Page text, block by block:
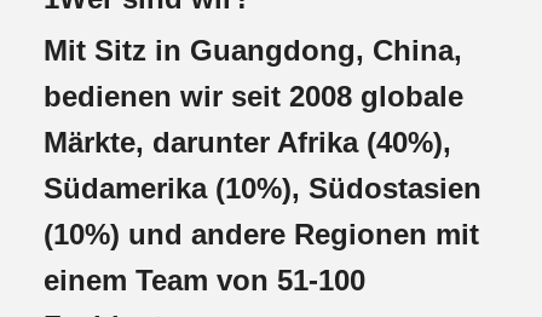
Mit Sitz in Guangdong, China,
bedienen wir seit 2008 globale
Märkte, darunter Afrika (40%),
Südamerika (10%), Südostasien
(10%) und andere Regionen mit
einem Team von 51-100